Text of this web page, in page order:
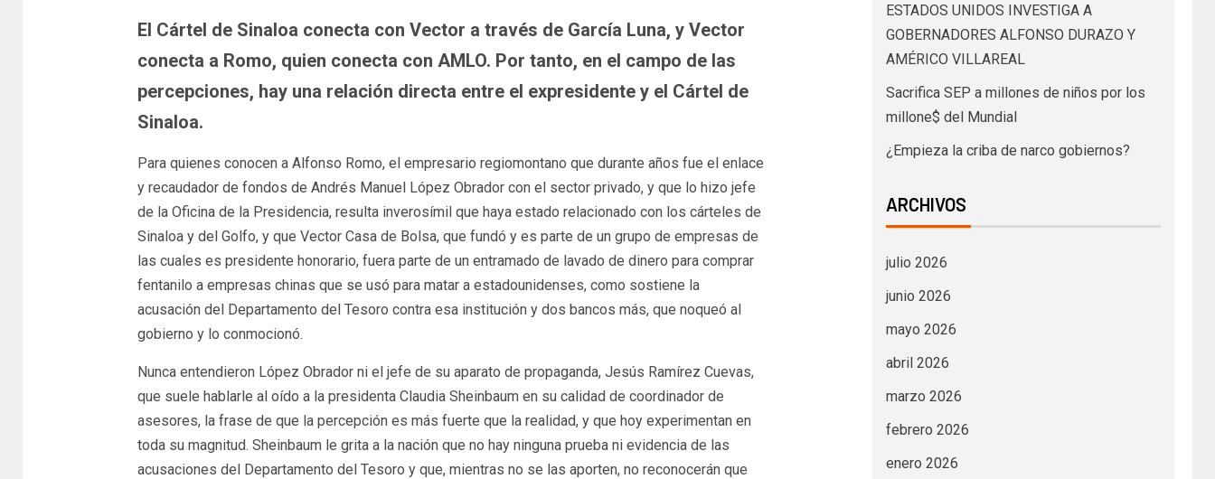
El Cártel de Sinaloa conecta con Vector a través de García Luna, y Vector
conecta a Romo, quien conecta con AMLO. Por tanto, en el campo de las
percepciones, hay una relación directa entre el expresidente y el Cártel de
Sinaloa.
Para quienes conocen a Alfonso Romo, el empresario regiomontano que durante años fue el enlace
y recaudador de fondos de Andrés Manuel López Obrador con el sector privado, y que lo hizo jefe
de la Oficina de la Presidencia, resulta inverosímil que haya estado relacionado con los cárteles de
Sinaloa y del Golfo, y que Vector Casa de Bolsa, que fundó y es parte de un grupo de empresas de
las cuales es presidente honorario, fuera parte de un entramado de lavado de dinero para comprar
fentanilo a empresas chinas que se usó para matar a estadounidenses, como sostiene la
acusación del Departamento del Tesoro contra esa institución y dos bancos más, que noqueó al
gobierno y lo conmocionó.
Nunca entendieron López Obrador ni el jefe de su aparato de propaganda, Jesús Ramírez Cuevas,
que suele hablarle al oído a la presidenta Claudia Sheinbaum en su calidad de coordinador de
asesores, la frase de que la percepción es más fuerte que la realidad, y que hoy experimentan en
toda su magnitud. Sheinbaum le grita a la nación que no hay ninguna prueba ni evidencia de las
acusaciones del Departamento del Tesoro y que, mientras no se las aporten, no reconocerán que
ESTADOS UNIDOS INVESTIGA A
GOBERNADORES ALFONSO DURAZO Y
AMÉRICO VILLAREAL
Sacrifica SEP a millones de niños por los
millone$ del Mundial
¿Empieza la criba de narco gobiernos?
ARCHIVOS
julio 2026
junio 2026
mayo 2026
abril 2026
marzo 2026
febrero 2026
enero 2026